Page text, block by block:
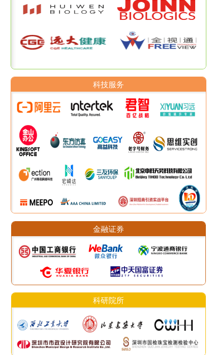
科技服务
金融证券
科研院所